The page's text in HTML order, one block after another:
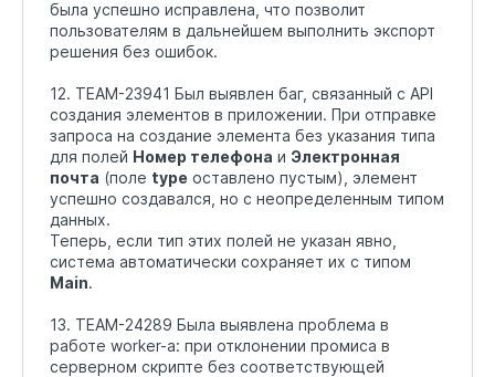
была успешно исправлена, что позволит
пользователям в дальнейшем выполнить экспорт
решения без ошибок.
12. TEAM-23941 Был выявлен баг, связанный с API
создания элементов в приложении. При отправке
запроса на создание элемента без указания типа
для полей Номер телефона и Электронная
почта (поле type оставлено пустым), элемент
успешно создавался, но с неопределенным типом
данных.
Теперь, если тип этих полей не указан явно,
система автоматически сохраняет их с типом
Main.
13. TEAM-24289 Была выявлена проблема в
работе worker-а: при отклонении промиса в
серверном скрипте без соответствующей